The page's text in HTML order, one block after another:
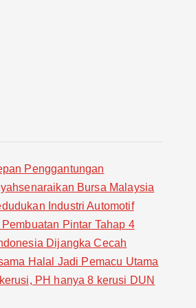
Penggantungan
Bursa Malaysia
Industri Automotif
Pintar Tahap 4
Dijangka Cecah
Halal Jadi Pemacu Utama
PH hanya 8 kerusi DUN